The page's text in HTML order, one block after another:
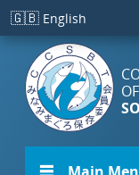
メインコンテンツに
🇬🇧 English
OF